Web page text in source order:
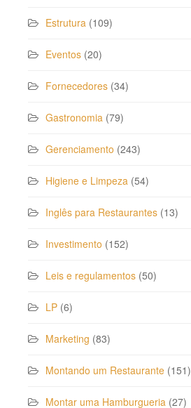
Estrutura (109)
Eventos (20)
Fornecedores (34)
Gastronomia (79)
Gerenciamento (243)
Higiene e Limpeza (54)
Inglês para Restaurantes (13)
Investimento (152)
Leis e regulamentos (50)
LP (6)
Marketing (83)
Montando um Restaurante (151)
Montar uma Hamburgueria (27)